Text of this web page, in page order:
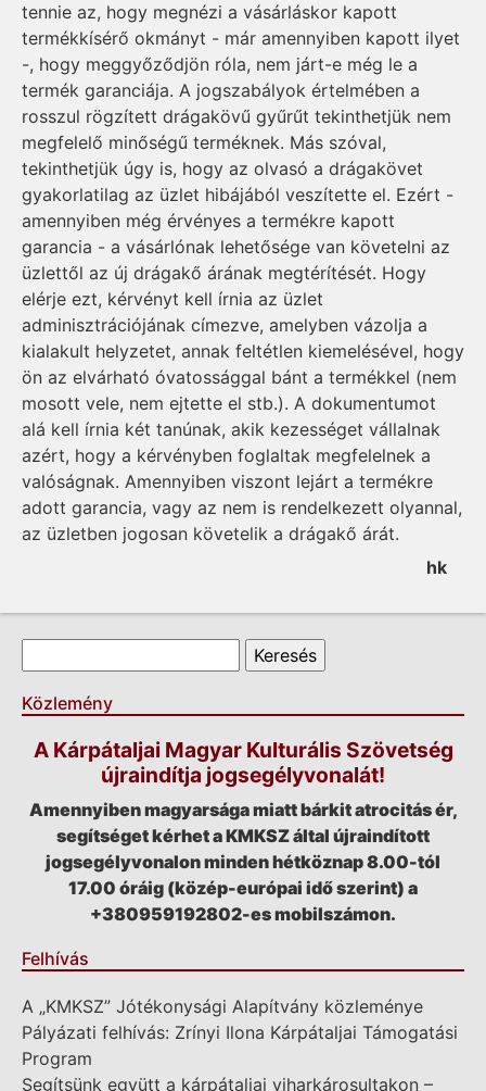
tennie az, hogy megnézi a vásárláskor kapott
termékkísérő okmányt - már amennyiben kapott ilyet
-, hogy meggyőződjön róla, nem járt-e még le a
termék garanciája. A jogszabályok értelmében a
rosszul rögzített drágakövű gyűrűt tekinthetjük nem
megfelelő minőségű terméknek. Más szóval,
tekinthetjük úgy is, hogy az olvasó a drágakövet
gyakorlatilag az üzlet hibájából veszítette el. Ezért -
amennyiben még érvényes a termékre kapott
garancia - a vásárlónak lehetősége van követelni az
üzlettől az új drágakő árának megtérítését. Hogy
elérje ezt, kérvényt kell írnia az üzlet
adminisztrációjának címezve, amelyben vázolja a
kialakult helyzetet, annak feltétlen kiemelésével, hogy
ön az elvárható óvatossággal bánt a termékkel (nem
mosott vele, nem ejtette el stb.). A dokumentumot
alá kell írnia két tanúnak, akik kezességet vállalnak
azért, hogy a kérvényben foglaltak megfelelnek a
valóságnak. Amennyiben viszont lejárt a termékre
adott garancia, vagy az nem is rendelkezett olyannal,
az üzletben jogosan követelik a drágakő árát.
hk
Keresés űrlap
Keresés
Közlemény
A Kárpátaljai Magyar Kulturális Szövetség
újraindítja jogsegélyvonalát!
Amennyiben magyarsága miatt bárkit atrocitás ér,
segítséget kérhet a KMKSZ által újraindított
jogsegélyvonalon minden hétköznap 8.00-tól
17.00 óráig (közép-európai idő szerint) a
+380959192802-es mobilszámon.
Felhívás
A „KMKSZ” Jótékonysági Alapítvány közleménye
Pályázati felhívás: Zrínyi Ilona Kárpátaljai Támogatási
Program
Segítsünk együtt a kárpátaljai viharkárosultakon –